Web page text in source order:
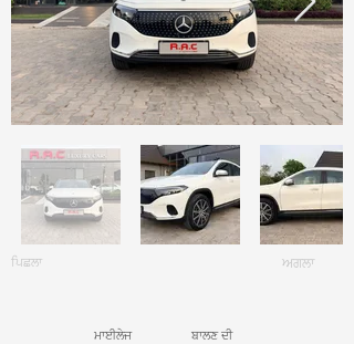
ਪਿਛਲਾ
ਮਾਈਲੇਜ
ਬਾਲਣ ਦੀ
ਅਗਲਾ